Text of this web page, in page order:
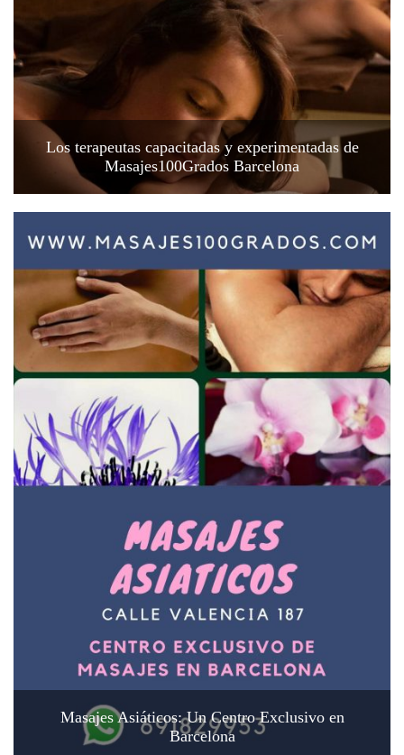
Los terapeutas capacitadas y experimentadas de
Masajes100Grados Barcelona
Masajes Asiáticos: Un Centro Exclusivo en
Barcelona